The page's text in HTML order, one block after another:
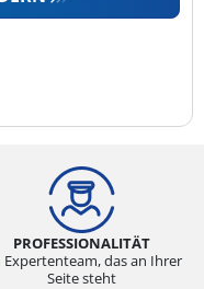
PROFESSIONALITÄT
Expertenteam, das an Ihrer
Seite steht